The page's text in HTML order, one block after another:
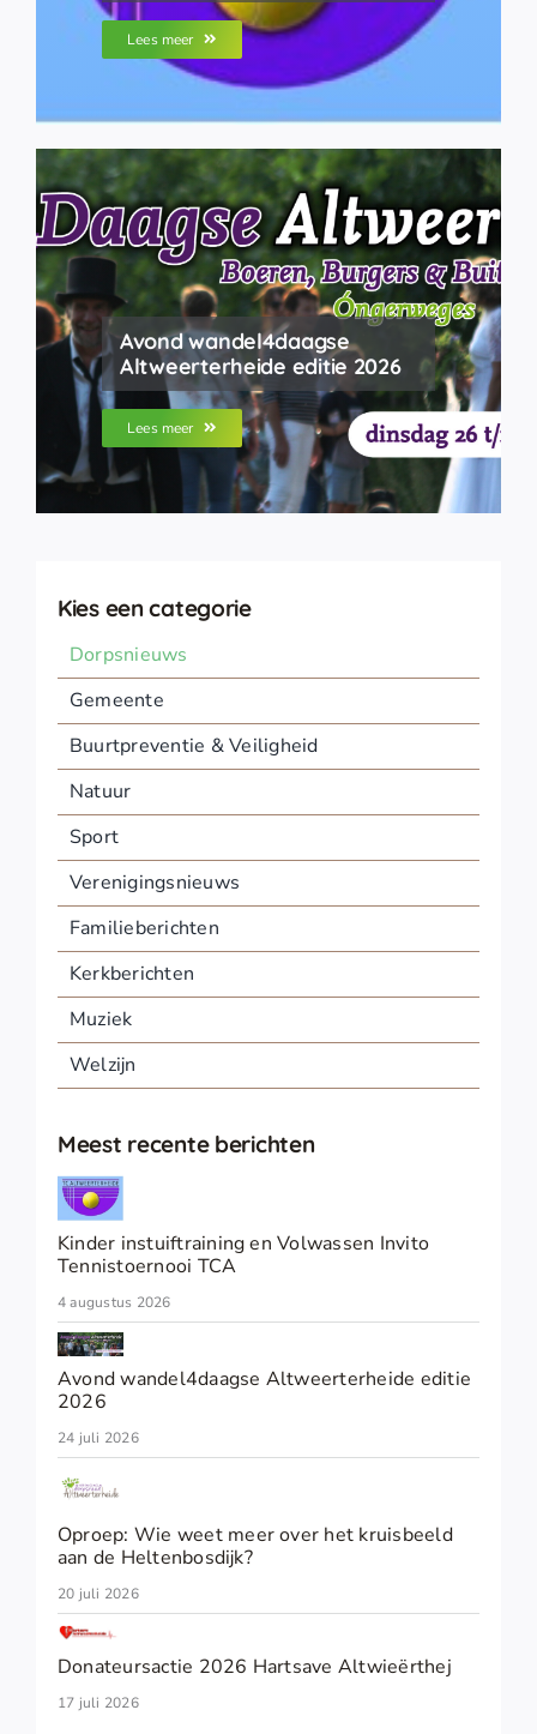
Lees meer
Avond wandel4daagse
Altweerterheide editie 2026
Lees meer
Kies een categorie
Dorpsnieuws
Gemeente
Buurtpreventie & Veiligheid
Natuur
Sport
Verenigingsnieuws
Familieberichten
Kerkberichten
Muziek
Welzijn
Meest recente berichten
Kinder instuiftraining en Volwassen Invito
Tennistoernooi TCA
4 augustus 2026
Avond wandel4daagse Altweerterheide editie
2026
24 juli 2026
Oproep: Wie weet meer over het kruisbeeld
aan de Heltenbosdijk?
20 juli 2026
Donateursactie 2026 Hartsave Altwieërthej
17 juli 2026